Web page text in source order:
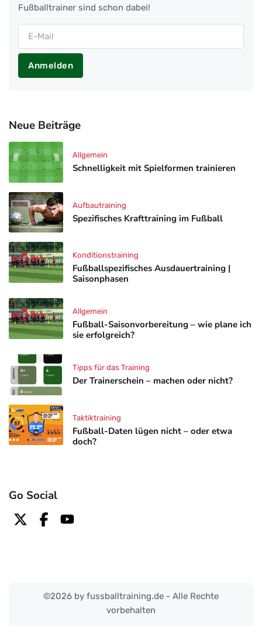
Fußballtrainer sind schon dabei!
Anmelden
Neue Beiträge
Schnelligkeit mit Spielformen trainieren
Allgemein
Spezifisches Krafttraining im Fußball
Aufbautraining
Fußballspezifisches Ausdauertraining |
Saisonphasen
Konditionstraining
Fußball-Saisonvorbereitung – wie plane ich
sie erfolgreich?
Allgemein
Der Trainerschein – machen oder nicht?
Tipps für das Training
Fußball-Daten lügen nicht – oder etwa
doch?
Taktiktraining
Go Social
©2026 by fussballtraining.de - Alle Rechte
vorbehalten